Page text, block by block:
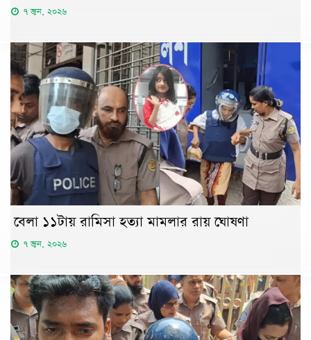
৭ জুন, ২০২৬
বেলা ১১টায় রামিসা হত্যা মামলার রায় ঘোষণা
৭ জুন, ২০২৬